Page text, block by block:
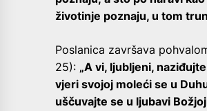
životinje poznaju, u tom
Poslanica završava
25): „A vi, ljubljeni,
vjeri svojoj moleći se u
uščuvajte se u ljubavi